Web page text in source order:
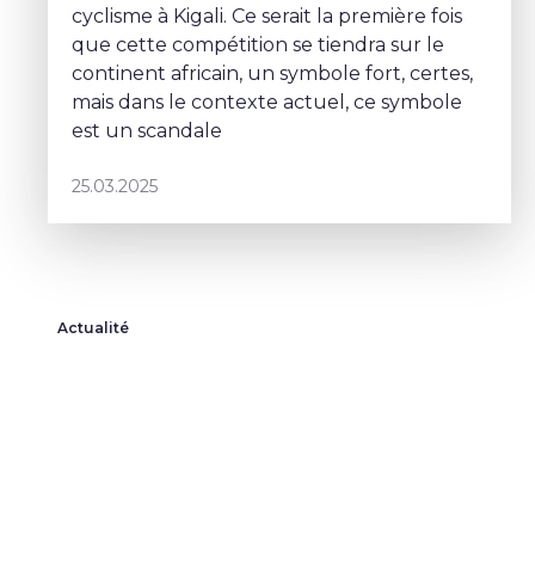
cyclisme à Kigali. Ce serait la première fois
que cette compétition se tiendra sur le
continent africain, un symbole fort, certes,
mais dans le contexte actuel, ce symbole
est un scandale
25.03.2025
Actualité